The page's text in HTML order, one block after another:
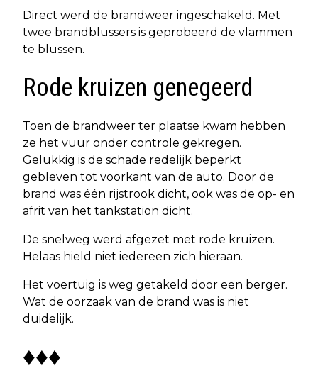
Direct werd de brandweer ingeschakeld. Met
twee brandblussers is geprobeerd de vlammen
te blussen.
Rode kruizen genegeerd
Toen de brandweer ter plaatse kwam hebben
ze het vuur onder controle gekregen.
Gelukkig is de schade redelijk beperkt
gebleven tot voorkant van de auto. Door de
brand was één rijstrook dicht, ook was de op- en
afrit van het tankstation dicht.
De snelweg werd afgezet met rode kruizen.
Helaas hield niet iedereen zich hieraan.
Het voertuig is weg getakeld door een berger.
Wat de oorzaak van de brand was is niet
duidelijk.
♦♦♦